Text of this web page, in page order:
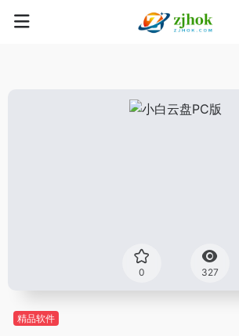
0 327
精品软件